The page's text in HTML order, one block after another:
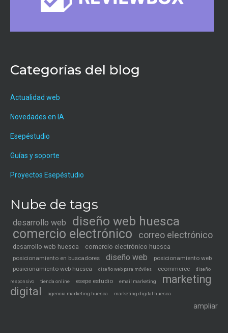
Categorías del blog
Actualidad web
Novedades en IA
Esepéstudio
Guías y soporte
Proyectos Esepéstudio
Nube de tags
desarrollo web
diseño web huesca
comercio electrónico
correo electrónico
desarrollo web huesca comercio electrónico huesca
posicionamiento en buscadores diseño web
posicionamiento web
posicionamiento web huesca
diseño web para móviles ecommerce diseño
responsivo tienda online esepe estudio email marketing
marketing
digital
agencia marketing huesca marketing digital huesca
ampliar